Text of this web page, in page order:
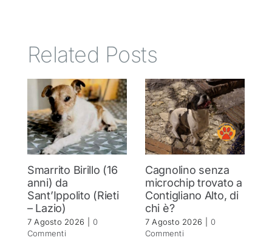
Related Posts
Smarrito Birillo (16
anni) da
Sant’Ippolito (Rieti
– Lazio)
7 Agosto 2026
0
Commenti
Cagnolino senza
microchip trovato a
Contigliano Alto, di
chi è?
7 Agosto 2026
0
Commenti